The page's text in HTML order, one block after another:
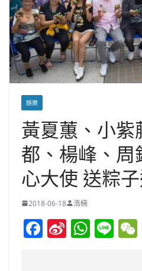
娛樂
黃夏蕙、小紫
都、楊峰、周
心大使 送粽
2018-06-18 浩楠
F Si W Li